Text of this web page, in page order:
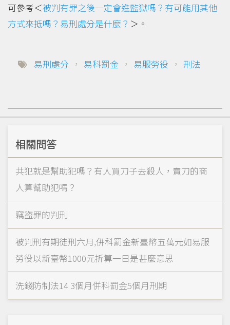
可參考＜被判有罪之後一定會進監獄嗎？有可能用其他
方式來抵嗎？易刑處分是什麼？ ＞。
易刑處分 ， 易科罰金 ， 易服勞役 ， 刑法
相關問答
共犯就是幫助犯嗎？有人買刀子去殺人，賣刀的商
人算幫助犯嗎？
竊盜罪的判刑
被判刑有期徒刑六月‚併科罰金新臺幣五萬元如易服
勞役以新臺幣1000元折算一日是甚麼意思
洗錢防制法14 3個月併科罰金5個月刑期